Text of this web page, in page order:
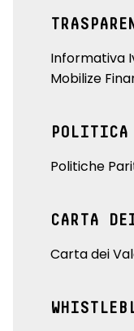
Informativa
Mobilize
Politiche
CARTA
Carta dei